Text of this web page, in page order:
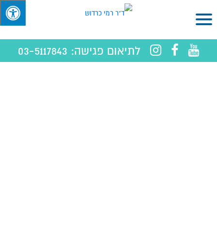
לתיאום פגישה: 03-5117843